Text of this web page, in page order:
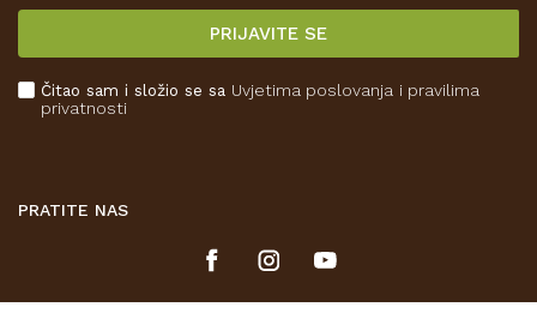
Isporuka
Kako kupiti
PRIJAVITE SE
Čitao sam i složio se sa Uvjetima poslovanja i pravilima
privatnosti
PRATITE NAS